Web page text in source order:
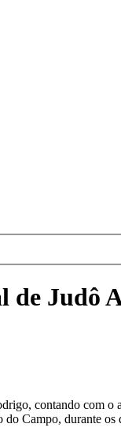
de
contando com o
Campo, durante